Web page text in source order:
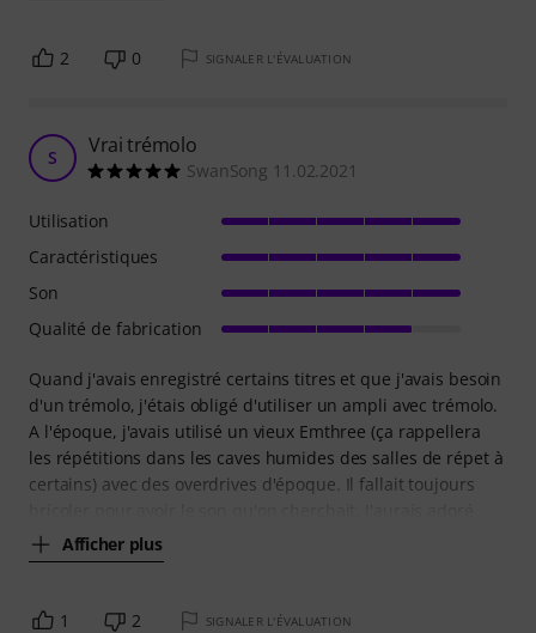
2 0 SIGNALER L'ÉVALUATION
S Vrai trémolo
SwanSong 11.02.2021
Quand j'avais enregistré certains titres et que j'avais besoin
d'un trémolo, j'étais obligé d'utiliser un ampli avec trémolo.
A l'époque, j'avais utilisé un vieux Emthree (ça rappellera
les répétitions dans les caves humides des salles de répet à
certains) avec des overdrives d'époque. Il fallait toujours
Afficher plus
Utilisation
Caractéristiques
Son
Qualité de fabrication
1 2 SIGNALER L'ÉVALUATION